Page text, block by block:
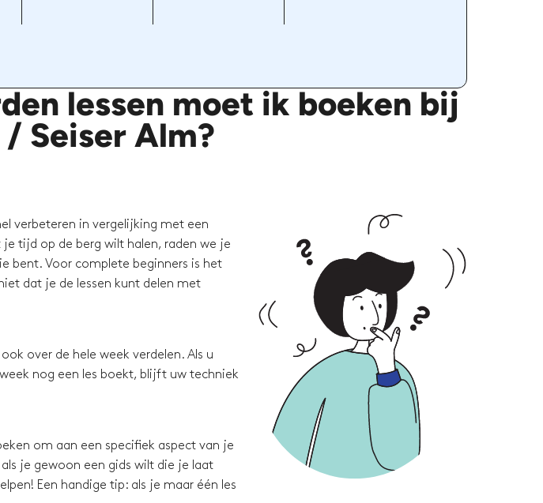
lessen moet ik boeken bij
Seiser Alm?
verbeteren in vergelijking met een
tijd op de berg wilt halen, raden we je
bent. Voor complete beginners is het
dat je de lessen kunt delen met
over de hele week verdelen. Als u
nog een les boekt, blijft uw techniek
om aan een specifiek aspect van je
je gewoon een gids wilt die je laat
Een handige tip: als je maar één les